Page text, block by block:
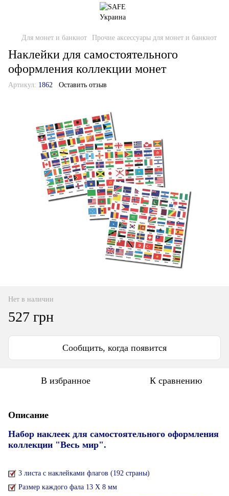
Для монет и банкнот Прочие аксессуары для монет и банкнот
Наклейки для самостоятельного
оформления коллекции монет
Артикул: 1862 Оставить отзыв
Нет в наличии
527 грн
Сообщить, когда появится
В избранное К сравнению
Описание
Набор наклеек для самостоятельного оформления
коллекции "Весь мир".
3 листа с наклейками флагов (192 страны)
Размер каждого фала 13 Х 8 мм